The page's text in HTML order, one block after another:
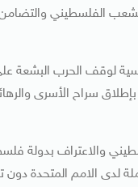
للشعب الفلسطيني
كثفت جهودها الدبلوماسية
سراح الأسرى
الامم المتحدة دون